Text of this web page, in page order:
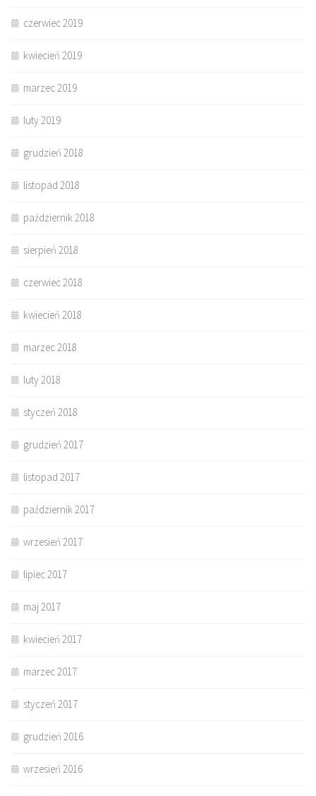
czerwiec 2019
kwiecień 2019
marzec 2019
luty 2019
grudzień 2018
listopad 2018
październik 2018
sierpień 2018
czerwiec 2018
kwiecień 2018
marzec 2018
luty 2018
styczeń 2018
grudzień 2017
listopad 2017
październik 2017
wrzesień 2017
lipiec 2017
maj 2017
kwiecień 2017
marzec 2017
styczeń 2017
grudzień 2016
wrzesień 2016